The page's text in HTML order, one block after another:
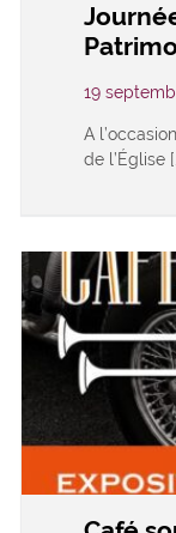
19
A
de l’Église